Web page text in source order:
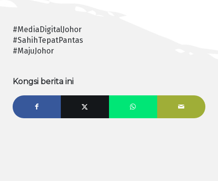
#MediaDigitalJohor
#SahihTepatPantas
#MajuJohor
Kongsi berita ini